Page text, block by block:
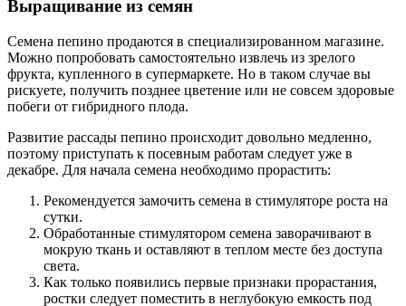
Выращивание из семян
Семена пепино продаются в специализированном магазине.
Можно попробовать самостоятельно извлечь из зрелого
фрукта, купленного в супермаркете. Но в таком случае вы
рискуете, получить позднее цветение или не совсем здоровые
побеги от гибридного плода.
Развитие рассады пепино происходит довольно медленно,
поэтому приступать к посевным работам следует уже в
декабре. Для начала семена необходимо прорастить:
Рекомендуется замочить семена в стимуляторе роста на
сутки.
Обработанные стимулятором семена заворачивают в
мокрую ткань и оставляют в теплом месте без доступа
света.
Как только появились первые признаки прорастания,
ростки следует поместить в неглубокую емкость под